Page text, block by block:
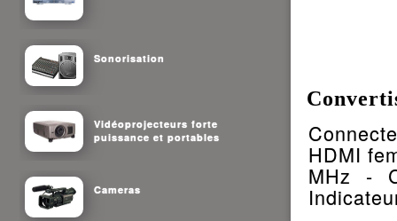
Sonorisation
Vidéoprojecteurs forte
puissance et portables
Cameras
HDMI
MHz -